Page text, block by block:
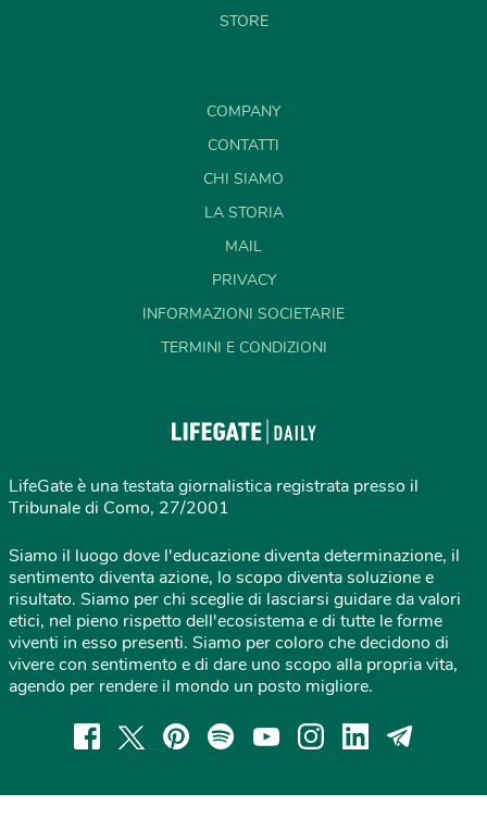
STORE
COMPANY
CONTATTI
CHI SIAMO
LA STORIA
MAIL
PRIVACY
INFORMAZIONI SOCIETARIE
TERMINI E CONDIZIONI
LifeGate è una testata giornalistica registrata presso il
Tribunale di Como, 27/2001
Siamo il luogo dove l'educazione diventa determinazione, il
sentimento diventa azione, lo scopo diventa soluzione e
risultato. Siamo per chi sceglie di lasciarsi guidare da valori
etici, nel pieno rispetto dell'ecosistema e di tutte le forme
viventi in esso presenti. Siamo per coloro che decidono di
vivere con sentimento e di dare uno scopo alla propria vita,
agendo per rendere il mondo un posto migliore.